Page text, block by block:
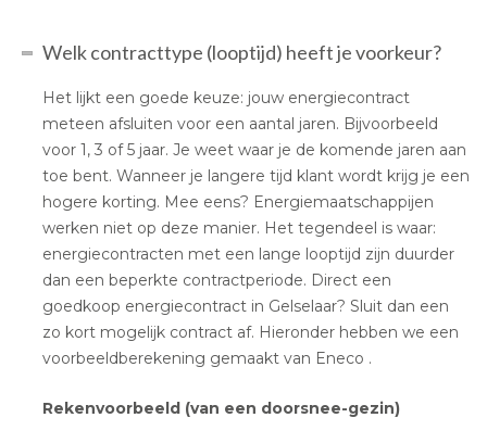
Welk contracttype (looptijd) heeft je voorkeur?
Het lijkt een goede keuze: jouw energiecontract
meteen afsluiten voor een aantal jaren. Bijvoorbeeld
voor 1, 3 of 5 jaar. Je weet waar je de komende jaren aan
toe bent. Wanneer je langere tijd klant wordt krijg je een
hogere korting. Mee eens? Energiemaatschappijen
werken niet op deze manier. Het tegendeel is waar:
energiecontracten met een lange looptijd zijn duurder
dan een beperkte contractperiode. Direct een
goedkoop energiecontract in Gelselaar? Sluit dan een
zo kort mogelijk contract af. Hieronder hebben we een
voorbeeldberekening gemaakt van Eneco .
Rekenvoorbeeld (van een doorsnee-gezin)